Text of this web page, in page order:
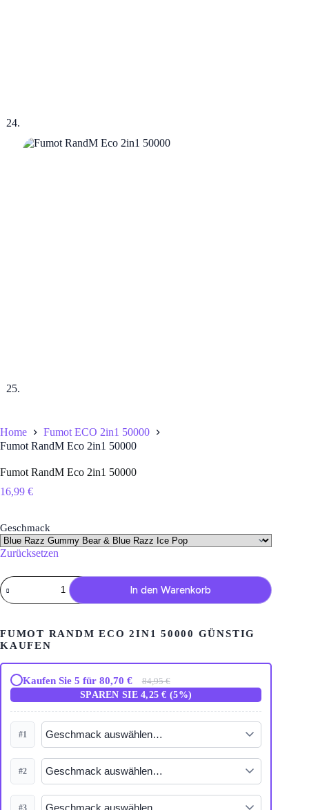
Home
Fumot ECO 2in1 50000
Fumot RandM Eco 2in1 50000
Fumot RandM Eco 2in1 50000
16,99 €
Geschmack
Zurücksetzen
Fumot
RandM
Eco
50000
Menge
In den Warenkorb
FUMOT RANDM ECO 2IN1 50000 GÜNSTIG
KAUFEN
Kaufen Sie 5 für 80,70 €
84,95 €
SPAREN SIE 4,25 € (5%)
#1
#2
#3